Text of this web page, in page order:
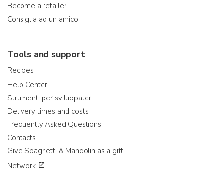
Become a retailer
Consiglia ad un amico
Tools and support
Recipes
Help Center
Strumenti per sviluppatori
Delivery times and costs
Frequently Asked Questions
Contacts
Give Spaghetti & Mandolin as a gift
Network